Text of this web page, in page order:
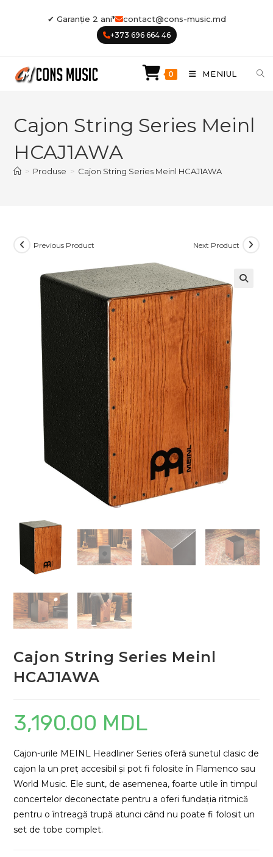
✔ Garanție 2 ani* contact@cons-music.md
+373 696 664 46
0 MENIUL
Cajon String Series Meinl
HCAJ1AWA
> Produse > Cajon String Series Meinl HCAJ1AWA
Previous Product Next Product
Cajon String Series Meinl
HCAJ1AWA
3,190.00 MDL
Cajon-urile MEINL Headliner Series oferă sunetul clasic de
cajon la un preț accesibil și pot fi folosite în Flamenco sau
World Music. Ele sunt, de asemenea, foarte utile în timpul
concertelor deconectate pentru a oferi fundația ritmică
pentru o întreagă trupă atunci când nu poate fi folosit un
set de tobe complet.